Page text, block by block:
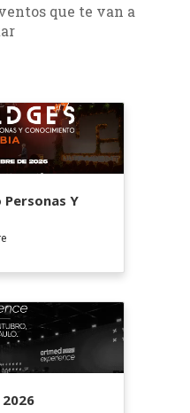
que te van a
Y